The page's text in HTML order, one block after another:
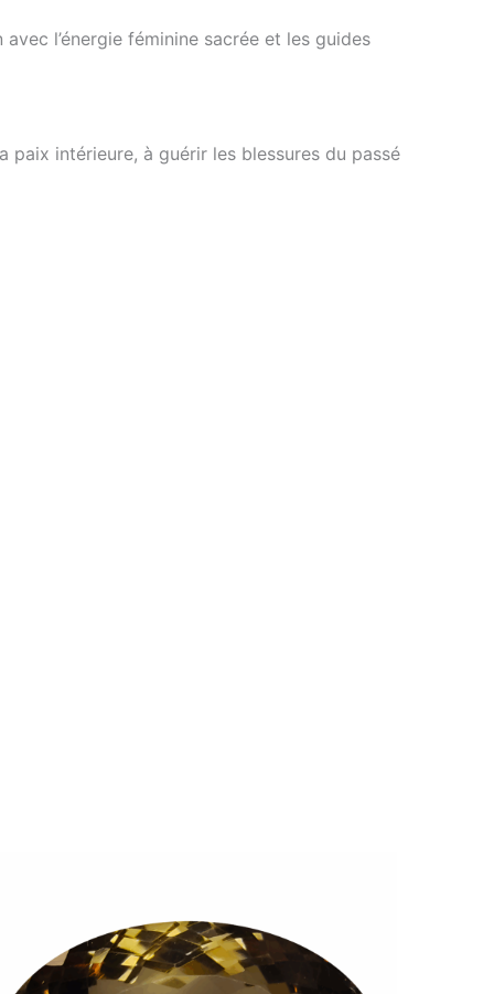
l’énergie féminine sacrée et les guides
paix intérieure, à guérir les blessures du passé